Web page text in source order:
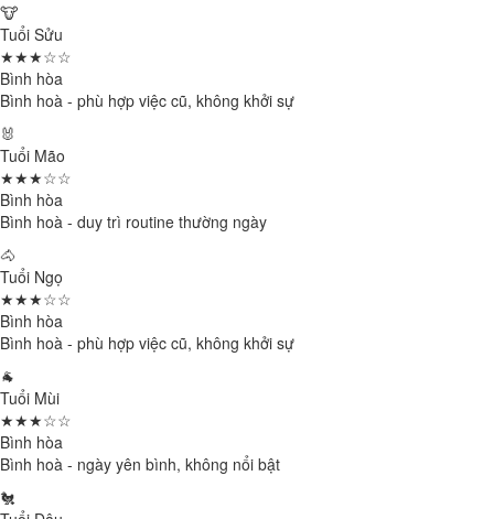
🐮
Tuổi Sửu
★★★☆☆
Bình hòa
Bình hoà - phù hợp việc cũ, không khởi sự
🐰
Tuổi Mão
★★★☆☆
Bình hòa
Bình hoà - duy trì routine thường ngày
🐴
Tuổi Ngọ
★★★☆☆
Bình hòa
Bình hoà - phù hợp việc cũ, không khởi sự
🐐
Tuổi Mùi
★★★☆☆
Bình hòa
Bình hoà - ngày yên bình, không nổi bật
🐔